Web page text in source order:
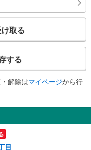
取る
する
解除はマイページから行
目